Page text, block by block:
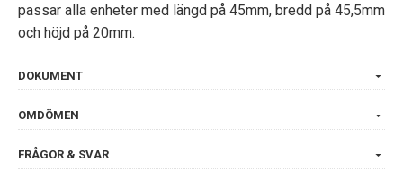
passar alla enheter med längd på 45mm, bredd på 45,5mm
och höjd på 20mm.
DOKUMENT
OMDÖMEN
FRÅGOR & SVAR